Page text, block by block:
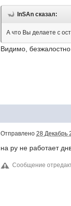
InSAn сказал:
А что Вы делаете с
Видимо,
Отправлено28 Декабрь
на ру не работает
Сообщение